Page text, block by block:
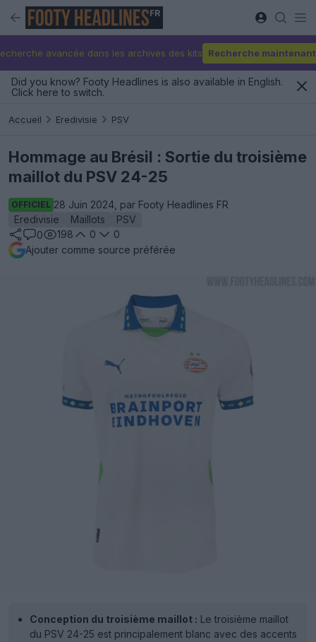
FR
avancée dans les archives des kits Recherche maintenant
Did you know? Footy Headlines is also available in English.
Click here to switch.
Accueil Eredivisie PSV
Hommage au Brésil : Sortie du troisième
maillot du PSV 24-25
OFFICIEL 28 Juin 2024, par Footy Headlines FR
Eredivisie
Maillots
PSV
0
198 0
0
Ajouter comme source préférée
Conception du troisième maillot : Le troisième maillot
du PSV 24-25 est principalement blanc avec des accents